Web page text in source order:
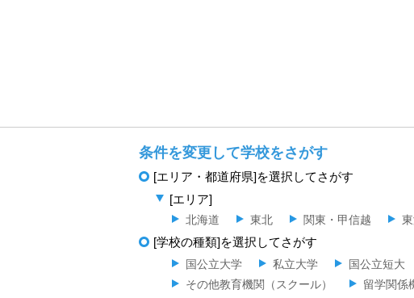
条件を変更して学校をさがす
[エリア・都道府県]を選択してさがす
[エリア]
北海道 東北 関東・甲信越
[学校の種類]を選択してさがす
国公立大学 私立大学 国公立短大
その他教育機関（スクール）
留学関係